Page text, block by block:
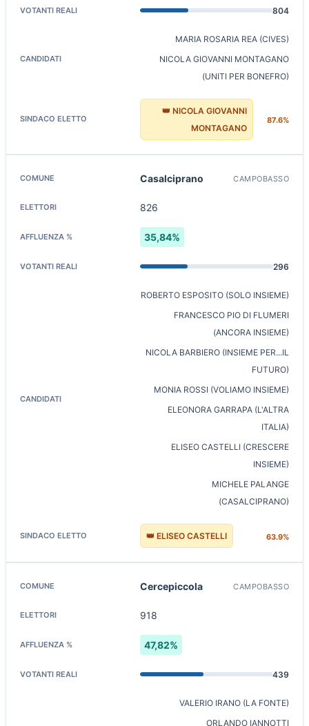
804
MARIA ROSARIA REA (CIVES)
NICOLA GIOVANNI MONTAGANO
(UNITI PER BONEFRO)
👑 NICOLA GIOVANNI
MONTAGANO
87.6%
Casalciprano CAMPOBASSO
826
35,84%
296
ROBERTO ESPOSITO (SOLO INSIEME)
FRANCESCO PIO DI FLUMERI
(ANCORA INSIEME)
NICOLA BARBIERO (INSIEME PER...IL
FUTURO)
MONIA ROSSI (VOLIAMO INSIEME)
ELEONORA GARRAPA (L'ALTRA
ITALIA)
ELISEO CASTELLI (CRESCERE
INSIEME)
MICHELE PALANGE
(CASALCIPRANO)
👑 ELISEO CASTELLI 63.9%
Cercepiccola CAMPOBASSO
918
47,82%
439
VALERIO IRANO (LA FONTE)
ORLANDO IANNOTTI